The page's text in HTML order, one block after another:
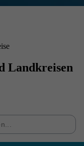
Landkreisen